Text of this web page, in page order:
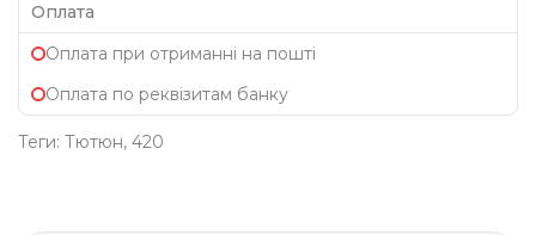
Оплата
Оплата при отриманні на пошті
Оплата по реквізитам банку
Теги: Тютюн, 420